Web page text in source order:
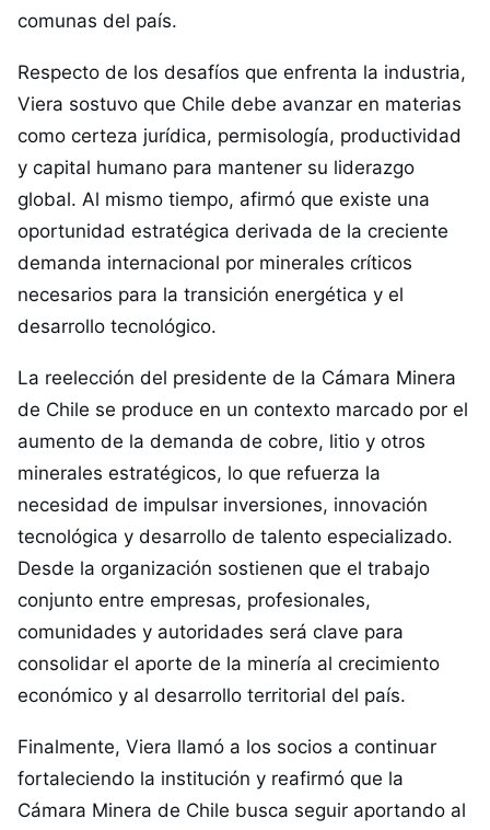
comunas del país.
Respecto de los desafíos que enfrenta la industria,
Viera sostuvo que Chile debe avanzar en materias
como certeza jurídica, permisología, productividad
y capital humano para mantener su liderazgo
global. Al mismo tiempo, afirmó que existe una
oportunidad estratégica derivada de la creciente
demanda internacional por minerales críticos
necesarios para la transición energética y el
desarrollo tecnológico.
La reelección del presidente de la Cámara Minera
de Chile se produce en un contexto marcado por el
aumento de la demanda de cobre, litio y otros
minerales estratégicos, lo que refuerza la
necesidad de impulsar inversiones, innovación
tecnológica y desarrollo de talento especializado.
Desde la organización sostienen que el trabajo
conjunto entre empresas, profesionales,
comunidades y autoridades será clave para
consolidar el aporte de la minería al crecimiento
económico y al desarrollo territorial del país.
Finalmente, Viera llamó a los socios a continuar
fortaleciendo la institución y reafirmó que la
Cámara Minera de Chile busca seguir aportando al